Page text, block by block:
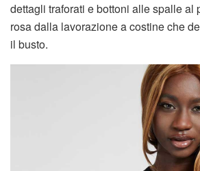
dettagli traforati e bottoni alle spalle
rosa dalla lavorazione a costine che
il busto.